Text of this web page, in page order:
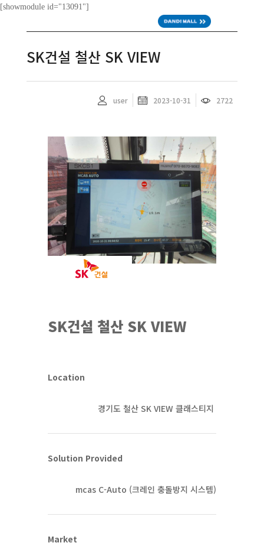
[showmodule id="13091"]
SK건설 철산 SK VIEW
user 2023-10-31 2722
SK건설 철산 SK VIEW
Location
경기도 철산 SK VIEW 클래스티지
Solution Provided
mcas C-Auto (크레인 충돌방지 시스템)
Market